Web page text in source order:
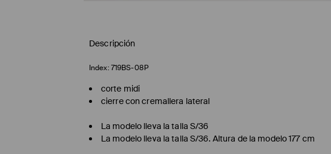
Descripción
Index: 719BS-08P
corte midi
cierre con cremallera lateral
La modelo lleva la talla S/36
La modelo lleva la talla S/36. Altura de la modelo 177 cm